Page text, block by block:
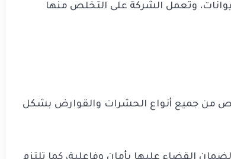
وتعمل الشركة على التخلص منها
من جميع أنواع الحشرات والقوارض بشكل